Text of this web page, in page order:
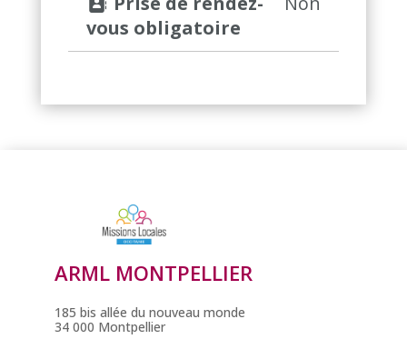
vous obligatoire
ARML MONTPELLIER
185 bis allée du nouveau monde
34 000 Montpellier